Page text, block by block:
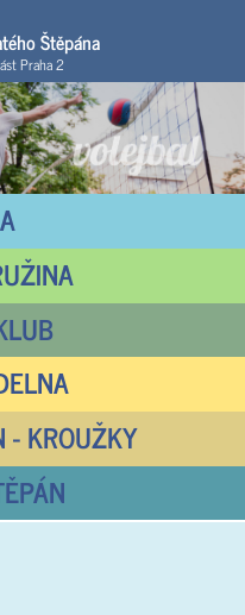
Štěpána
Praha 2
- KROUŽKY